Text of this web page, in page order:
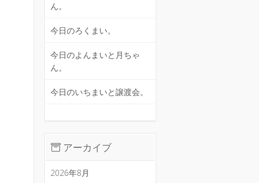
ん。
今日のろくまい。
今日のよんまいと月ちゃ
ん。
今日のいちまいと譲渡会。
アーカイブ
2026年8月